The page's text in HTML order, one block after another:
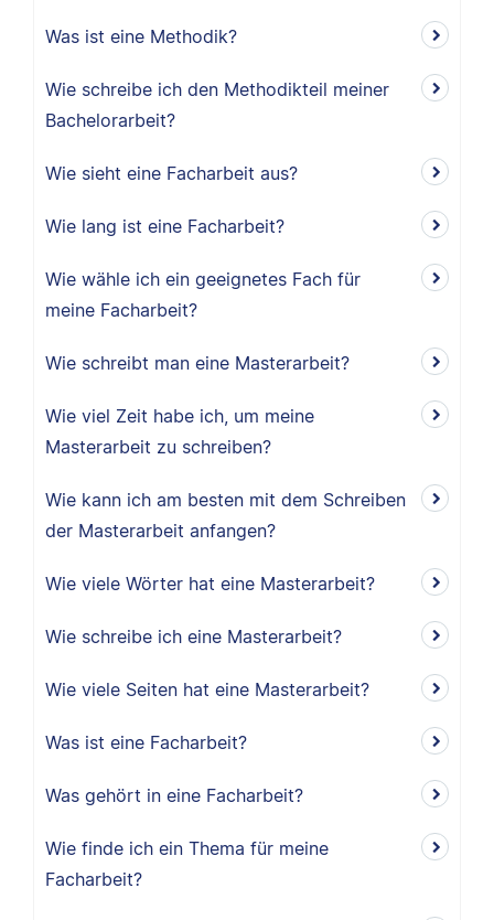
Was ist eine Methodik?
Wie schreibe ich den Methodikteil meiner
Bachelorarbeit?
Wie sieht eine Facharbeit aus?
Wie lang ist eine Facharbeit?
Wie wähle ich ein geeignetes Fach für
meine Facharbeit?
Wie schreibt man eine Masterarbeit?
Wie viel Zeit habe ich, um meine
Masterarbeit zu schreiben?
Wie kann ich am besten mit dem Schreiben
der Masterarbeit anfangen?
Wie viele Wörter hat eine Masterarbeit?
Wie schreibe ich eine Masterarbeit?
Wie viele Seiten hat eine Masterarbeit?
Was ist eine Facharbeit?
Was gehört in eine Facharbeit?
Wie finde ich ein Thema für meine
Facharbeit?